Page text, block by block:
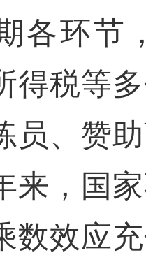
各环节
得税等
员、赞
来，国
数效应